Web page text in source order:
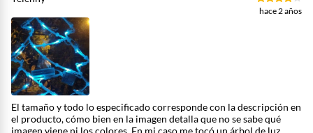
hace 2 años
El tamaño y todo lo especificado corresponde con la descripción en
el producto, cómo bien en la imagen detalla que no se sabe qué
imagen viene ni los colores. En mi caso me tocó un árbol de luz